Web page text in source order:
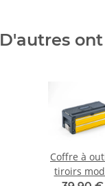
D'autres
Coffre à
tiroirs